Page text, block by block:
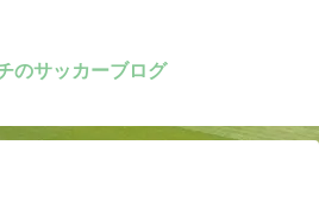
のサッカーブログ